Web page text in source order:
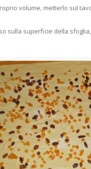
volume, metterlo sul
sulla superficie della